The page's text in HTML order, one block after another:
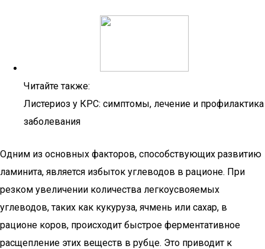
Читайте также:
Листериоз у КРС: симптомы, лечение и профилактика
заболевания
Одним из основных факторов, способствующих развитию
ламинита, является избыток углеводов в рационе. При
резком увеличении количества легкоусвояемых
углеводов, таких как кукуруза, ячмень или сахар, в
рационе коров, происходит быстрое ферментативное
расщепление этих веществ в рубце. Это приводит к